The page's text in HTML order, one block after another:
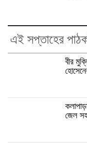
এই সপ্তাহের
বীর
জেল সহ